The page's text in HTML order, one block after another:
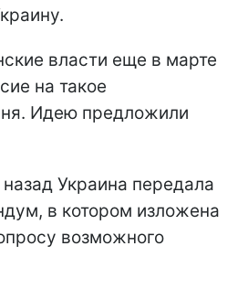
власти еще в марте
на такое
Идею предложили
Украина передала
в котором изложена
возможного